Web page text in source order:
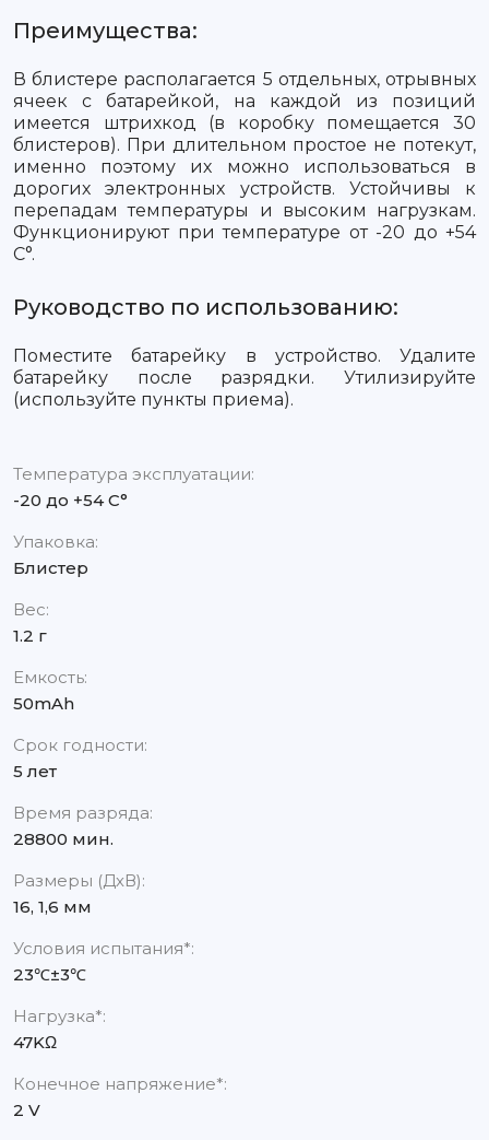
Преимущества:
В блистере располагается 5 отдельных, отрывных
ячеек с батарейкой, на каждой из позиций
имеется штрихкод (в коробку помещается 30
блистеров). При длительном простое не потекут,
именно поэтому их можно использоваться в
дорогих электронных устройств. Устойчивы к
перепадам температуры и высоким нагрузкам.
Функционируют при температуре от -20 до +54
С°.
Руководство по использованию:
Поместите батарейку в устройство. Удалите
батарейку после разрядки. Утилизируйте
(используйте пункты приема).
Температура эксплуатации:
-20 до +54 С°
Упаковка:
Блистер
Вес:
1.2 г
Емкость:
50mAh
Срок годности:
5 лет
Время разряда:
28800 мин.
Размеры (ДхВ):
16, 1,6 мм
Условия испытания*:
23℃±3℃
Нагрузка*:
47KΩ
Конечное напряжение*:
2 V